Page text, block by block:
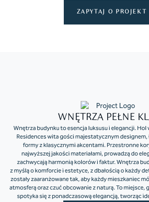
ZAPYTAJ O PROJEKT
WNĘTRZA PEŁNE
Wnętrza budynku to esencja luksusu i elegancji. Hol
Residences wita gości majestatycznym designem,
formy z klasycznymi akcentami. Przestronne
najwyższej jakości materiałami, prowadzą do
zachwycają harmonią kolorów i faktur. Wnętrza
z myślą o komforcie i estetyce, z dbałością o każdy
zostały zaaranżowane tak, aby każdy mieszkaniec
atmosferą oraz czuć obcowanie z naturą. To
spotyka się z ponadczasową elegancją, tworząc